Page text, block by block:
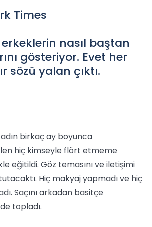
Times
erkeklerin nasıl baştan
gösteriyor. Evet her
sözü yalan çıktı.
birkaç ay boyunca
hiç kimseyle flört etmeme
eğitildi. Göz temasını ve iletişimi
Hiç makyaj yapmadı ve hiç
Saçını arkadan basitçe
topladı.